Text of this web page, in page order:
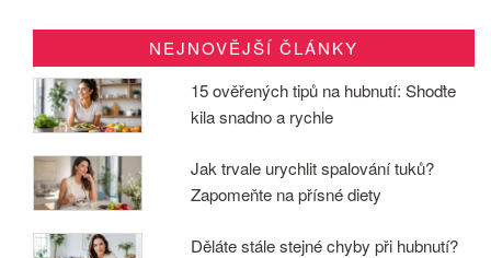
NEJNOVĚJŠÍ ČLÁNKY
15 ověřených tipů na hubnutí: Shoďte
kila snadno a rychle
Jak trvale urychlit spalování tuků?
Zapomeňte na přísné diety
Děláte stále stejné chyby při hubnutí?